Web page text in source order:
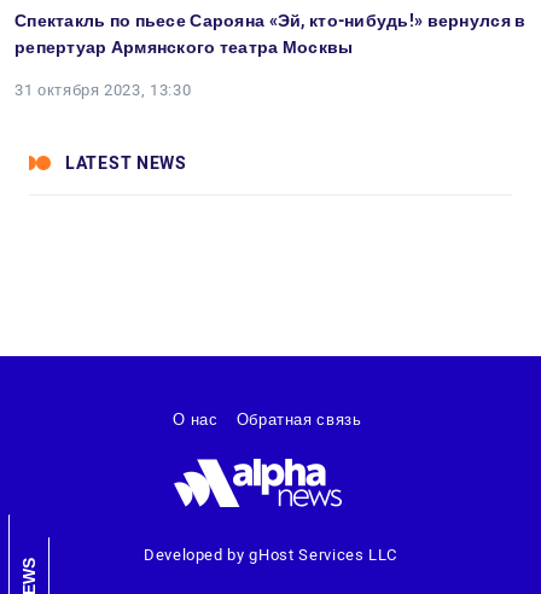
Спектакль по пьесе Сарояна «Эй, кто-нибудь!» вернулся в
репертуар Армянского театра Москвы
31 октября 2023, 13:30
LATEST NEWS
NEWS
Developed by gHost Services LLC
О нас Обратная связь